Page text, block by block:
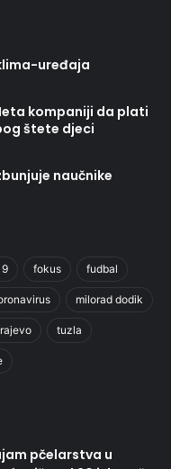
uređaja
kompaniji da plati
štete djeci
naučnike
fokus fudbal
milorad dodik
tuzla
pčelarstva u